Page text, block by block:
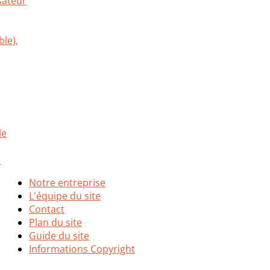
Notre entreprise
L'équipe du site
Contact
Plan du site
Guide du site
Informations Copyright